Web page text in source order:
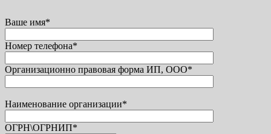
Ваше имя*
Номер телефона*
Организационно правовая форма ИП, ООО*
Наименование организации*
ОГРН\ОГРНИП*